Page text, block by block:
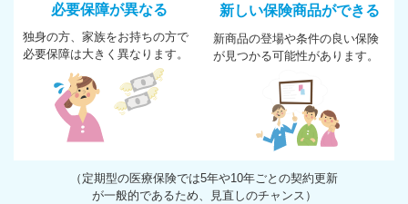
必要保障が異なる
独身の方、家族をお持ちの方で
必要保障は大きく異なります。
新しい保険商品ができる
新商品の登場や条件の良い保険
が見つかる可能性があります。
（定期型の医療保険では5年や10年ごとの契約更新
が一般的であるため、見直しのチャンス）